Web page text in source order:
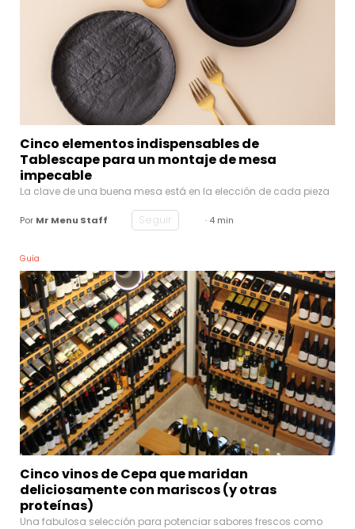
Cinco elementos indispensables de
Tablescape para un montaje de mesa
impecable
La clave de una buena mesa está en la elección de cada pieza
Por Mr Menu Staff Seguir · 4 min
Guía
Cinco vinos de Cepa que maridan
deliciosamente con mariscos (y otras
proteínas)
Una fabulosa selección para potenciar sabores frescos como